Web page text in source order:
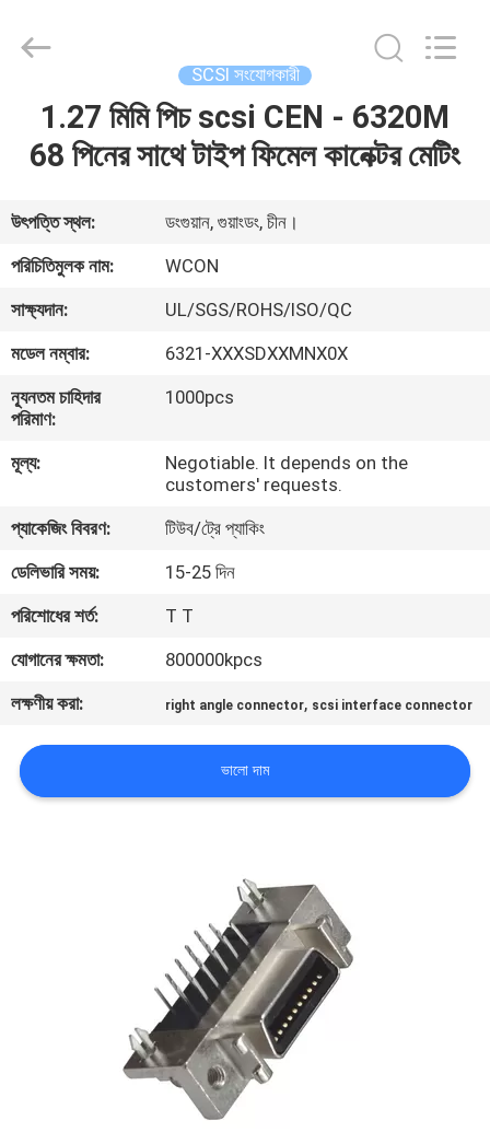
আমাদের
সম্পর্কে
কারখানা
ভ্রমণ
মান
নিয়ন্ত্রণ
যোগাযোগ
করুন
উদ্ধৃতির
আবেদন
Reserved.
SCSI সংযোগকারী
1.27 মিমি পিচ scsi CEN - 6320M
68 পিনের সাথে টাইপ ফিমেল কানেক্টর মেটিং
উৎপত্তি স্থল:
ডংগুয়ান, গুয়াংডং, চীন।
পরিচিতিমুলক নাম:
WCON
সাক্ষ্যদান:
UL/SGS/ROHS/ISO/QC
মডেল নম্বার:
6321-XXXSDXXMNX0X
ন্যূনতম চাহিদার
পরিমাণ:
1000pcs
মূল্য:
Negotiable. It depends on the
customers' requests.
প্যাকেজিং বিবরণ:
টিউব/ট্রে প্যাকিং
ডেলিভারি সময়:
15-25 দিন
পরিশোধের শর্ত:
T T
যোগানের ক্ষমতা:
800000kpcs
লক্ষণীয় করা:
right angle connector, scsi interface connector
ভালো দাম